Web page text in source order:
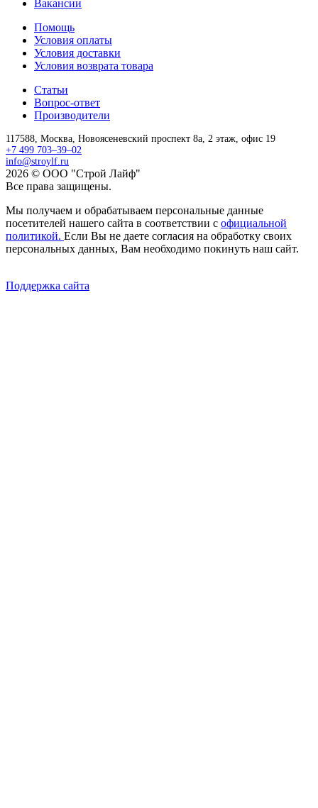
Вакансии
Помощь
Условия оплаты
Условия доставки
Условия возврата товара
Статьи
Вопрос-ответ
Производители
117588, Москва, Новоясеневский проспект 8а, 2 этаж, офис 19
+7 499 703–39–02
info@stroylf.ru
2026 © ООО "Строй Лайф"
Все права защищены.
Мы получаем и обрабатываем персональные данные
посетителей нашего сайта в соответствии с официальной
политикой. Если Вы не даете согласия на обработку своих
персональных данных, Вам необходимо покинуть наш сайт.
Поддержка сайта